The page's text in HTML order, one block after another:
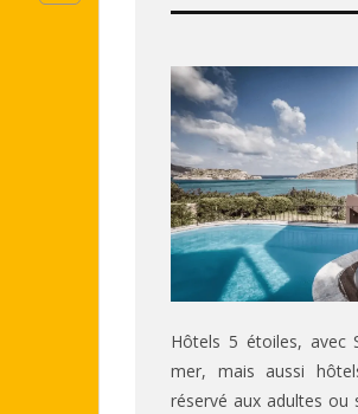
Hôtels 5 étoiles, avec
mer, mais aussi
réservé aux adultes ou